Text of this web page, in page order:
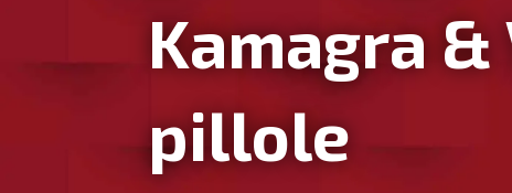
Kamagra
pillole